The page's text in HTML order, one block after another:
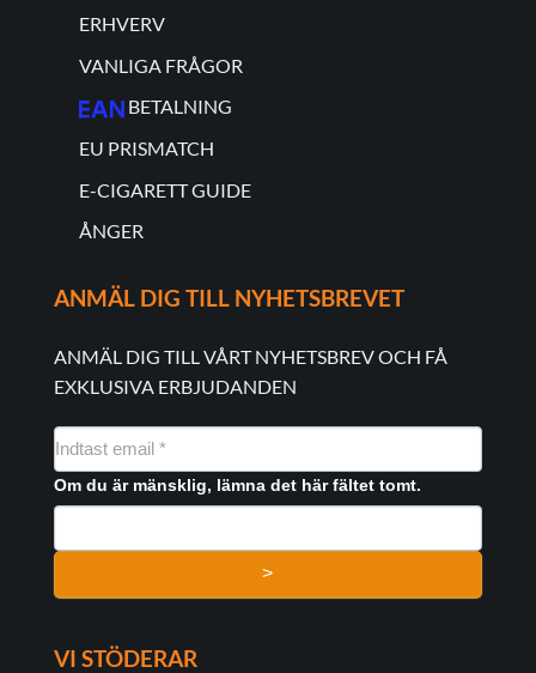
ERHVERV
VANLIGA FRÅGOR
BETALNING
EU PRISMATCH
E-CIGARETT GUIDE
ÅNGER
ANMÄL DIG TILL NYHETSBREVET
ANMÄL DIG TILL VÅRT NYHETSBREV OCH FÅ
EXKLUSIVA ERBJUDANDEN
NYHEDSMAIL
FORMULAR
Om du är mänsklig, lämna det här fältet tomt.
>
VI STÖDERAR